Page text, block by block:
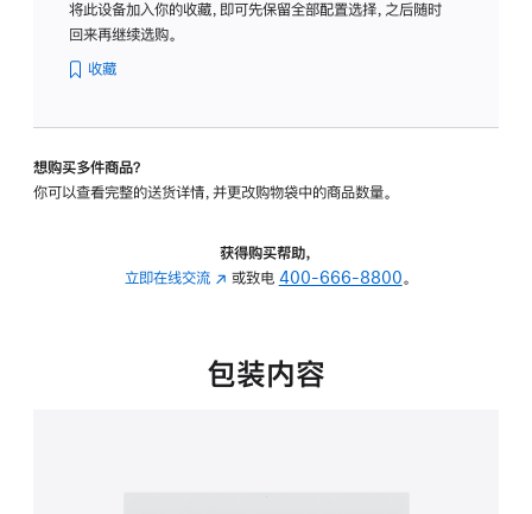
璃
转
的
将此设备加入你的收藏，即可先保留全部配置选择，之后随时
回来再继续选购。
收藏
想购买多件商品？
你可以查看完整的送货详情，并更改购物袋中的商品数量。
获得购买帮助，
立即在线交流 (在
中
或致电 400-666-8800。
包装内容